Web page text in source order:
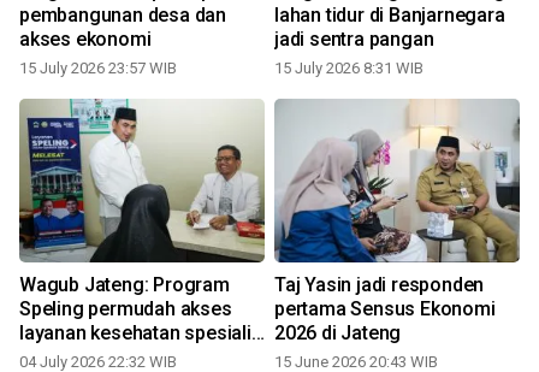
pembangunan desa dan
akses ekonomi
15 July 2026 23:57 WIB
lahan tidur di Banjarnegara
jadi sentra pangan
15 July 2026 8:31 WIB
Wagub Jateng: Program
Speling permudah akses
layanan kesehatan spesialis
hingga kecamatan
04 July 2026 22:32 WIB
Taj Yasin jadi responden
pertama Sensus Ekonomi
2026 di Jateng
15 June 2026 20:43 WIB